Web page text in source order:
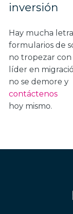
inversión
Hay mucha
formularios de
no tropezar
líder en
no se demore y
contáctenos
hoy mismo.